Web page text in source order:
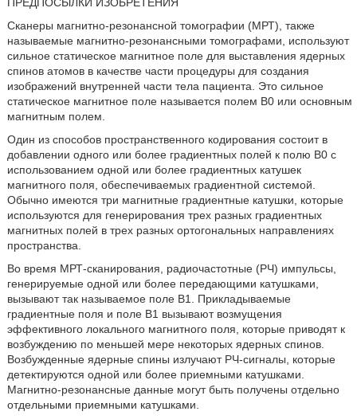
Сканеры магнитно-резонансной томографии (МРТ), также
называемые магнитно-резонансными томографами, используют
сильное статическое магнитное поле для выставления ядерных
спинов атомов в качестве части процедуры для создания
изображений внутренней части тела пациента. Это сильное
статическое магнитное поле называется полем В0 или основным
магнитным полем.
Один из способов пространственного кодирования состоит в
добавлении одного или более градиентных полей к полю В0 с
использованием одной или более градиентных катушек
магнитного поля, обеспечиваемых градиентной системой.
Обычно имеются три магнитные градиентные катушки, которые
используются для генерирования трех разных градиентных
магнитных полей в трех разных ортогональных направлениях
пространства.
Во время МРТ-сканирования, радиочастотные (РЧ) импульсы,
генерируемые одной или более передающими катушками,
вызывают так называемое поле В1. Прикладываемые
градиентные поля и поле В1 вызывают возмущения
эффективного локального магнитного поля, которые приводят к
возбуждению по меньшей мере некоторых ядерных спинов.
Возбужденные ядерные спины излучают РЧ-сигналы, которые
детектируются одной или более приемными катушками.
Магнитно-резонансные данные могут быть получены отдельно
отдельными приемными катушками.